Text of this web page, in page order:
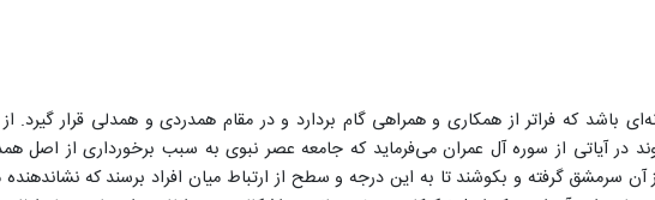
باشد که فراتر از همکاری و همراهی گام بردارد و در مقام همدردی و همدلی قرار گیرد.
در آیاتی از سوره آل عمران می‌فرماید که جامعه عصر نبوی به سبب برخورداری از اصل
سرمشق گرفته و بکوشند تا به این درجه و سطح از ارتباط میان افراد برسند که نشان­دهنده